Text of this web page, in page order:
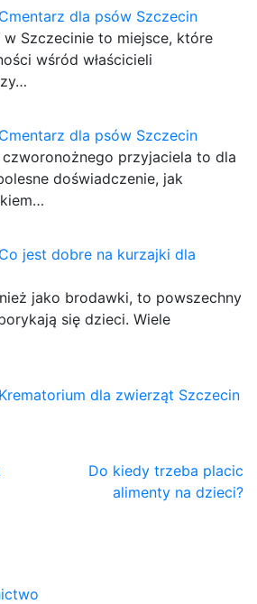
Cmentarz dla psów Szczecin
Szczecinie to miejsce, które
wśród właścicieli
Cmentarz dla psów Szczecin
przyjaciela to dla
doświadczenie, jak
Co jest dobre na kurzajki dla
jako brodawki, to powszechny
się dzieci. Wiele
Krematorium dla zwierząt Szczecin
Do kiedy trzeba placic
alimenty na dzieci?